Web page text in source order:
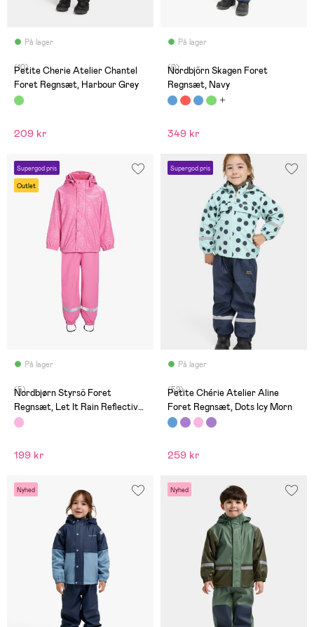
På lager
(10)
Petite Cherie Atelier Chantel
Foret Regnsæt, Harbour Grey
209 kr
På lager
(0)
Nordbjörn Skagen Foret
Regnsæt, Navy
349 kr
Supergod pris
Outlet
På lager
(5)
Nordbjørn Styrsö Foret
Regnsæt, Let It Rain Reflective
Chateau Rose
199 kr
Supergod pris
På lager
(52)
Petite Chérie Atelier Aline
Foret Regnsæt, Dots Icy Morn
259 kr
Nyhed Nyhed